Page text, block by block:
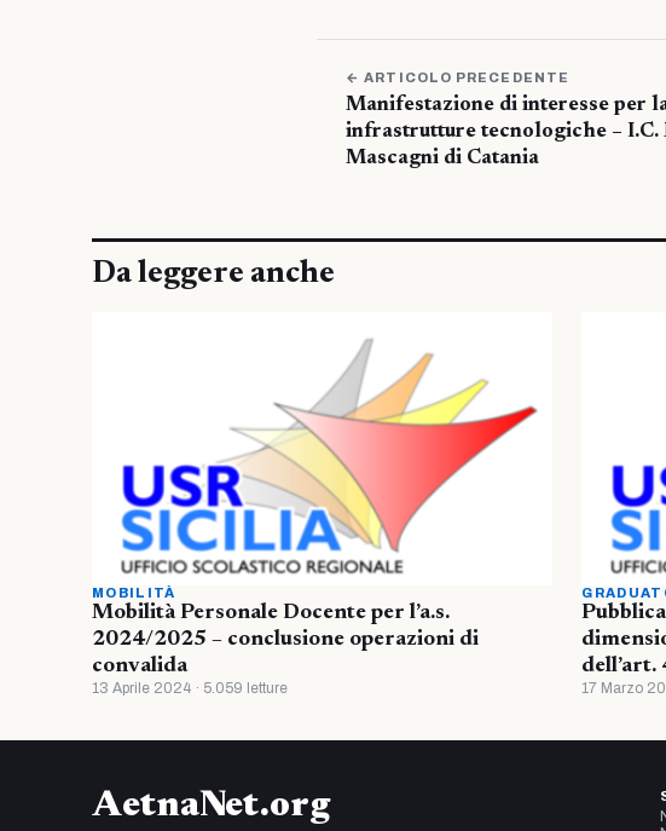
← ARTICOLO PRECEDENTE
Manifestazione di interesse per
infrastrutture tecnologiche – I.C.
Mascagni di Catania
Da leggere anche
MOBILITÀ
Mobilità Personale Docente per l’a.s.
2024/2025 – conclusione operazioni di
convalida
13 Aprile 2024 · 5.059 letture 17 Marzo
AetnaNet.org